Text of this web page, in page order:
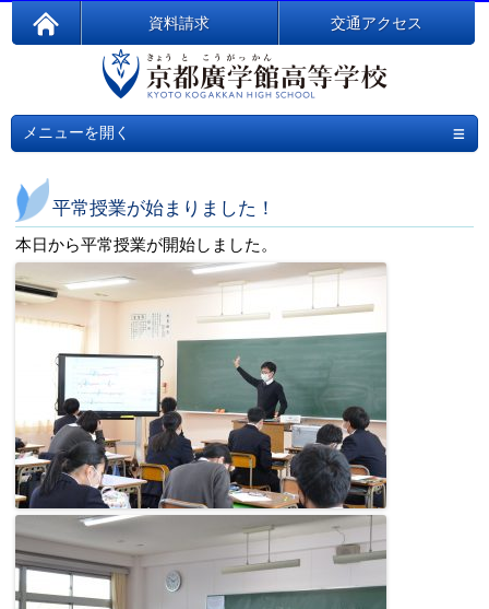
資料請求 交通アクセス
メニューを開く ≡
平常授業が始まりました！
本日から平常授業が開始しました。